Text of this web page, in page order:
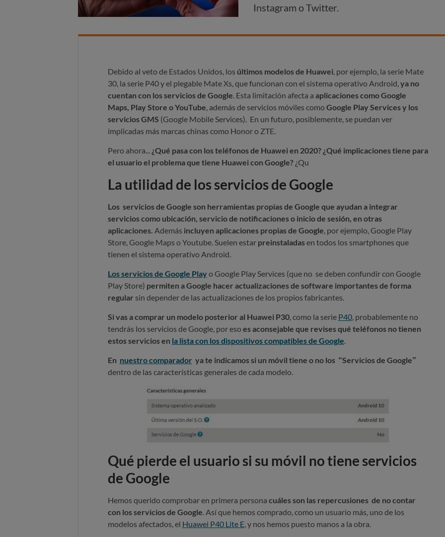
Instagram o Twitter.
Debido al veto de Estados Unidos, los últimos modelos de Huawei, por ejemplo, la serie Mate
30, la serie P40 y el plegable Mate Xs, que funcionan con el sistema operativo Android, ya no
cuentan con los servicios de Google . Esta limitación afecta a aplicaciones como Google
Maps, Play Store o YouTube , además de servicios móviles como Google Play Services y los
servicios GMS (Google Mobile Services). En un futuro, posiblemente, se puedan ver
implicadas más marcas chinas como Honor o ZTE.
Pero ahora...
¿Qué pasa con los teléfonos de Huawei en 2020? ¿Qué implicaciones tiene para
el usuario el problema que tiene Huawei con Google? ¿Qu
La utilidad de los servicios de Google
Los servicios de Google son herramientas propias de Google que ayudan a integrar
servicios como ubicación, servicio de notificaciones o inicio de sesión, en otras
aplicaciones. Además incluyen aplicaciones propias de Google , por ejemplo, Google Play
Store, Google Maps o Youtube. Suelen estarpreinstaladasen todos los smartphones que
tienen el sistema operativo Android.
Los servicios de Google Playo Google Play Services (que no se deben confundir con Google
Play Store) permiten a Google hacer actualizaciones de software importantes de forma
regular sin depender de las actualizaciones de los propios fabricantes.
Si vas a comprar un modelo posterior al Huawei P30, como la serie P40, probablemente no
tendrás los servicios de Google, por eso es aconsejable que revises qué teléfonos no tienen
estos servicios en la lista con los dispositivos compatibles de Google
En nuestro comparador ya te indicamos si un móvil tiene o no los “Servicios de Google”
dentro de las características generales de cada modelo.
Qué pierde el usuario si su móvil no tiene servicios
de Google
Hemos querido comprobar en primera persona cuáles son las repercusiones de no contar
con los servicios de Google . Así que hemos comprado, como un usuario más, uno de los
modelos afectados, el Huawei P40 Lite E, y nos hemos puesto manos a la obra.